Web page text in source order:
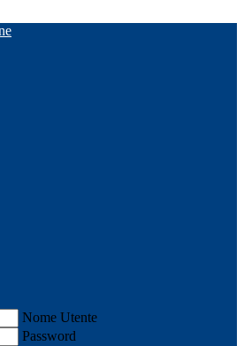
Nome Utente
Password